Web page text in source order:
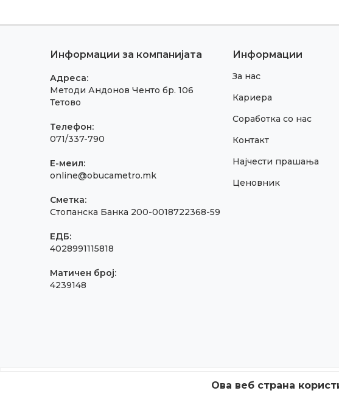
Информации за компанијата
Адреса:
Методи Андонов Ченто бр. 106
Тетово
Телефон:
071/337-790
E-меил:
online@obucametro.mk
Сметка:
Стопанска Банка 200-0018722368-59
ЕДБ:
4028991115818
Матичен број:
4239148
Информации
За нас
Кариера
Соработка со нас
Контакт
Најчести прашања
Ценовник
Ова веб страна